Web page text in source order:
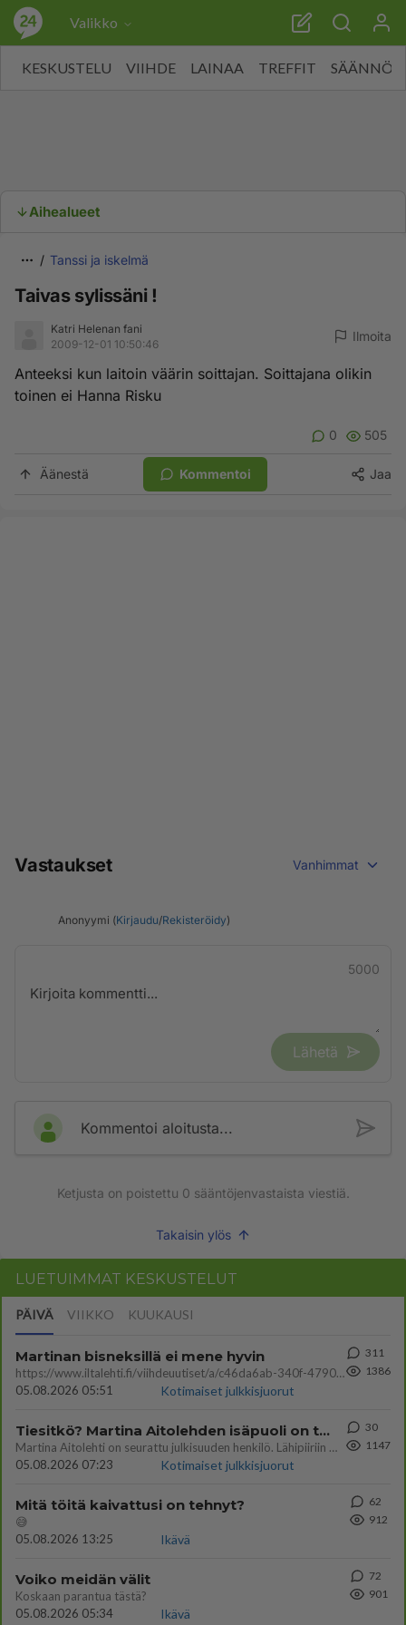
Valikko
KESKUSTELU VIIHDE LAINAA TREFFIT SÄÄNNÖT
Aihealueet
Tanssi ja iskelmä
Taivas sylissäni !
Katri Helenan fani
2009-12-01 10:50:46
Ilmoita
Anteeksi kun laitoin väärin soittajan. Soittajana olikin
toinen ei Hanna Risku
0 505
Äänestä Kommentoi Jaa
Vastaukset Vanhimmat
Anonyymi (Kirjaudu/Rekisteröidy)
5000
Lähetä
Kommentoi aloitusta...
Ketjusta on poistettu 0 sääntöjenvastaista viestiä.
Takaisin ylös
LUETUIMMAT KESKUSTELUT
PÄIVÄ VIIKKO KUUKAUSI
Martinan bisneksillä ei mene hyvin
https://www.iltalehti.fi/viihdeuutiset/a/c46da6ab-340f-4790-aaa7-0865eed2336 Yrityksen konkurssihakemus on tullut kärä
05.08.2026 05:51
Kotimaiset julkkisjuorut
311
1386
Tiesitkö? Martina Aitolehden isäpuoli on tämä suosittu laulaja
Martina Aitolehti on seurattu julkisuuden henkilö. Lähipiiriin mahtuu muitakin tunnettuja henkilöitä. Tiesitkö, että Ma
05.08.2026 07:23
Kotimaiset julkkisjuorut
30
1147
Mitä töitä kaivattusi on tehnyt?
😅
05.08.2026 13:25
Ikävä
62
912
Voiko meidän välit
Koskaan parantua tästä?
05.08.2026 05:34
Ikävä
72
901